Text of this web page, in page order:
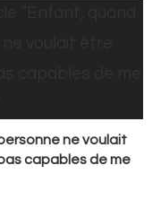
ne voulait
capables de me